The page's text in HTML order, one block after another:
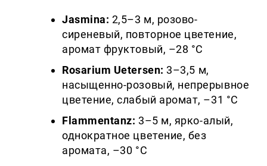
Jasmina: 2,5–3 м, розово-
сиреневый, повторное цветение,
аромат фруктовый, –28 °C
Rosarium Uetersen: 3–3,5 м,
насыщенно-розовый, непрерывное
цветение, слабый аромат, –31 °C
Flammentanz: 3–5 м, ярко-алый,
однократное цветение, без
аромата, –30 °C